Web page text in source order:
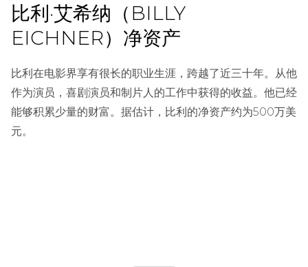
比利·艾希纳（BILLY
EICHNER）净资产
比利在电影界享有很长的职业生涯，跨越了近三十年。从他
作为演员，喜剧演员和制片人的工作中获得的收益。他已经
能够积累少量的财富。据估计，比利的净资产约为500万美
元。